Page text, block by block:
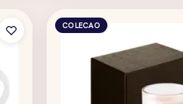
COLECAO